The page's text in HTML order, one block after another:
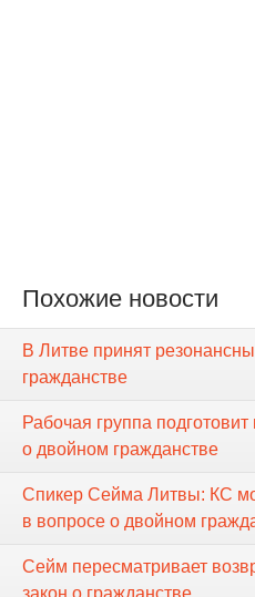
Похожие новости
В Литве принят
гражданстве
Рабочая группа
о двойном гражданстве
Спикер Cейма Литвы: КС
в вопросе о двойном
Сейм пересматривает
закон о гражданстве